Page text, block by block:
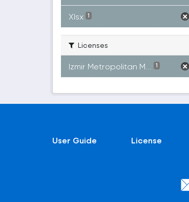
Xlsx 1
Licenses
Izmir Metropolitan M... 1
User Guide License